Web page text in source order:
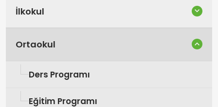
İlkokul
Ortaokul
Ders Programı
Eğitim Programı